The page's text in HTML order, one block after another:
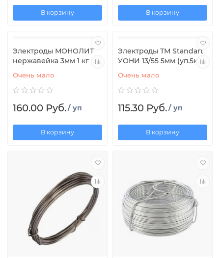
В корзину В корзину
Электроды МОНОЛИТ
нержавейка 3мм 1 кг
Очень мало
160.00 Руб./ уп
В корзину
Электроды ТМ Standart
УОНИ 13/55 5мм (уп.5кг)
Очень мало
115.30 Руб./ уп
В корзину